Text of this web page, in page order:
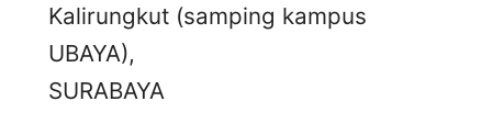
Kalirungkut (samping kampus
UBAYA),
SURABAYA